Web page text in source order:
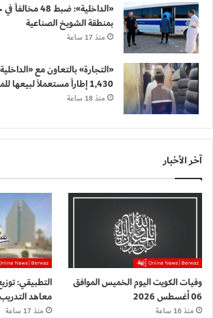
«الداخلية»:
بمنطقة الشويخ الصناعية
منذ 17 ساعة
«التجارة» بالتعاون مع
1,430 إطاراً مستعملاً لبيعها للمستهلكين
منذ 18 ساعة
آخر الأخبار
وفيات الكويت اليوم الخميس الموافق
06 أغسطس 2026
منذ 16 ساعة
التطبيقي:
معاهد
منذ 17 ساعة